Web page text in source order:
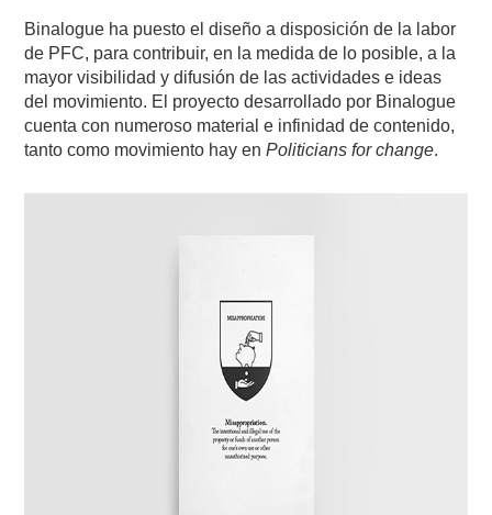
Binalogue ha puesto el diseño a disposición de la labor
de PFC, para contribuir, en la medida de lo posible, a la
mayor visibilidad y difusión de las actividades e ideas
del movimiento. El proyecto desarrollado por Binalogue
cuenta con numeroso material e infinidad de contenido,
tanto como movimiento hay enPoliticians for change.